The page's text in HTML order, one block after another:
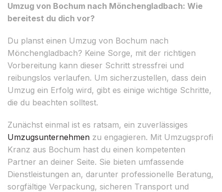
Umzug von Bochum nach Mönchengladbach: Wie
bereitest du dich vor?
Du planst einen Umzug von Bochum nach
Mönchengladbach? Keine Sorge, mit der richtigen
Vorbereitung kann dieser Schritt stressfrei und
reibungslos verlaufen. Um sicherzustellen, dass dein
Umzug ein Erfolg wird, gibt es einige wichtige Schritte,
die du beachten solltest.
Zunächst einmal ist es ratsam, ein zuverlässiges
Umzugsunternehmen zu engagieren. Mit Umzugsprofi
Kranz aus Bochum hast du einen kompetenten
Partner an deiner Seite. Sie bieten umfassende
Dienstleistungen an, darunter professionelle Beratung,
sorgfältige Verpackung, sicheren Transport und